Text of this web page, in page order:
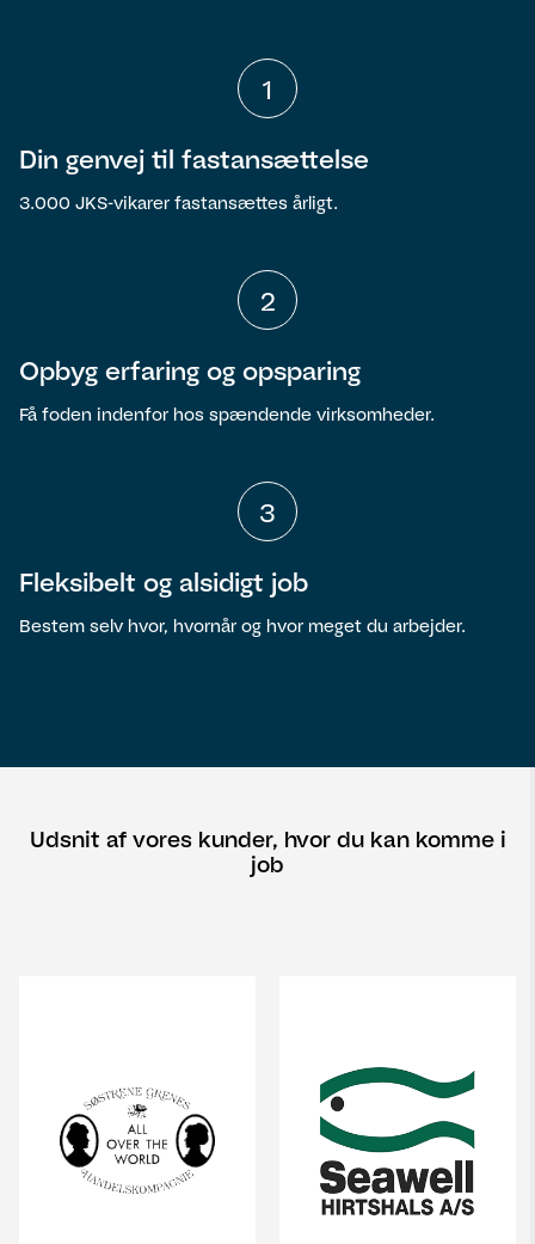
1
Din genvej til fastansættelse
3.000 JKS-vikarer fastansættes årligt.
2
Opbyg erfaring og opsparing
Få foden indenfor hos spændende virksomheder.
3
Fleksibelt og alsidigt job
Bestem selv hvor, hvornår og hvor meget du arbejder.
Udsnit af vores kunder, hvor du kan komme i
job